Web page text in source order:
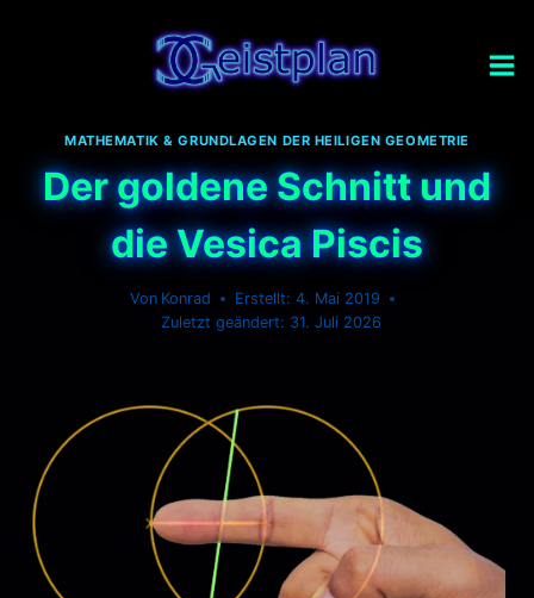
MATHEMATIK & GRUNDLAGEN DER HEILIGEN GEOMETRIE
Der goldene Schnitt und
die Vesica Piscis
Von Konrad
4. Mai 2019
31. Juli 2026